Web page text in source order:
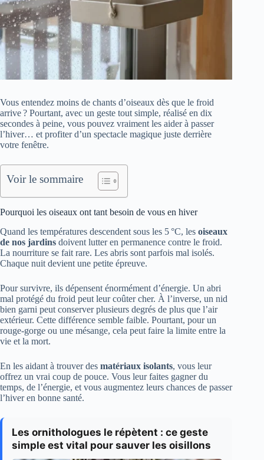
Vous entendez moins de chants d’oiseaux dès que le froid
arrive ? Pourtant, avec un geste tout simple, réalisé en dix
secondes à peine, vous pouvez vraiment les aider à passer
l’hiver… et profiter d’un spectacle magique juste derrière
votre fenêtre.
Voir le sommaire
Pourquoi les oiseaux ont tant besoin de vous en hiver
Quand les températures descendent sous les 5 °C, les oiseaux
de nos jardins doivent lutter en permanence contre le froid.
La nourriture se fait rare. Les abris sont parfois mal isolés.
Chaque nuit devient une petite épreuve.
Pour survivre, ils dépensent énormément d’énergie. Un abri
mal protégé du froid peut leur coûter cher. À l’inverse, un nid
bien garni peut conserver plusieurs degrés de plus que l’air
extérieur. Cette différence semble faible. Pourtant, pour un
rouge-gorge ou une mésange, cela peut faire la limite entre la
vie et la mort.
En les aidant à trouver des matériaux isolants, vous leur
offrez un vrai coup de pouce. Vous leur faites gagner du
temps, de l’énergie, et vous augmentez leurs chances de passer
l’hiver en bonne santé.
Les ornithologues le répètent : ce geste
simple est vital pour sauver les oisillons